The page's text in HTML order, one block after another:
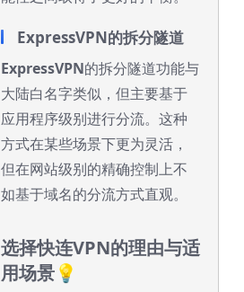
ExpressVPN的拆分隧道
ExpressVPN的拆分隧道功能与
大陆白名字类似，但主要基于
应用程序级别进行分流。这种
方式在某些场景下更为灵活，
但在网站级别的精确控制上不
如基于域名的分流方式直观。
选择快连VPN的理由与适
用场景💡